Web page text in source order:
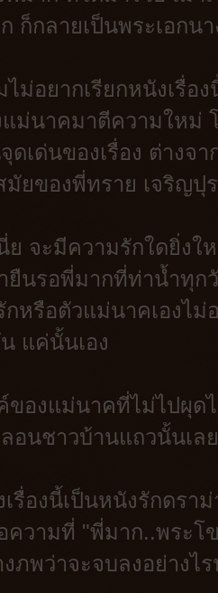
ก็กลายเป็นพระเอกน
ม่อยากเรียกหนังเรื่อ
แม่นาคมาตีความใหม่
ดเด่นของเรื่อง ต่างจ
ยของพี่ทราย เจริญปุ
ย จะมีความรักใดยิ่ง
นรอพี่มากที่ท่าน้ำทุก
กหรือตัวแม่นาคเองไ
แค่นั้นเอง
ของแม่นาคที่ไม่ไปผุด
อนชาวบ้านแถวนั้นเล
เรื่องนี้เป็นหนังรักดร
วามที่ "พี่มาก..พระโ
งภพว่าจะจบลงอย่าง